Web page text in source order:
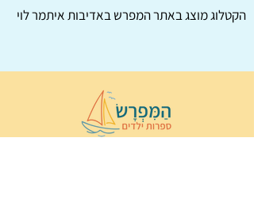
הקטלוג מוצג באתרהמפרשבאדיבות איתמר לוי